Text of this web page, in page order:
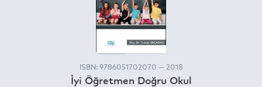
ISBN: 9786051702070 — 2018
İyi Öğretmen Doğru Okul